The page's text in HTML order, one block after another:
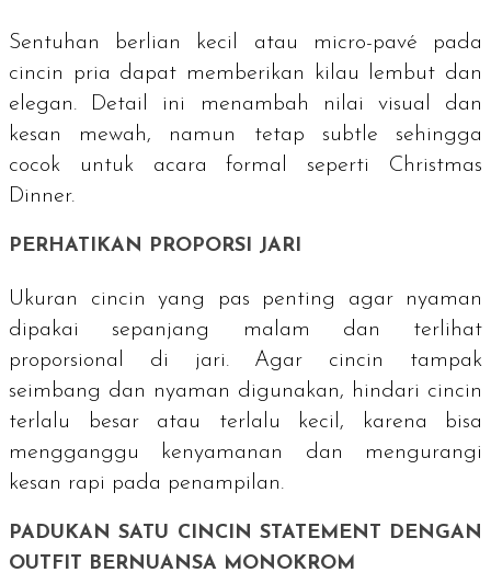
Sentuhan berlian kecil atau micro-pavé pada
cincin pria dapat memberikan kilau lembut dan
elegan. Detail ini menambah nilai visual dan
kesan mewah, namun tetap subtle sehingga
cocok untuk acara formal seperti Christmas
Dinner.
PERHATIKAN PROPORSI JARI
Ukuran cincin yang pas penting agar nyaman
dipakai sepanjang malam dan terlihat
proporsional di jari. Agar cincin tampak
seimbang dan nyaman digunakan, hindari cincin
terlalu besar atau terlalu kecil, karena bisa
mengganggu kenyamanan dan mengurangi
kesan rapi pada penampilan.
PADUKAN SATU CINCIN STATEMENT
DENGAN
OUTFIT
BERNUANSA MONOKROM